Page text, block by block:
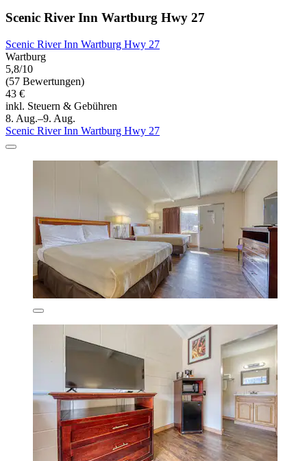
Scenic River Inn Wartburg Hwy 27
Scenic River Inn Wartburg Hwy 27
Wartburg
5,8/10
(57 Bewertungen)
43 €
inkl. Steuern & Gebühren
8. Aug.–9. Aug.
Scenic River Inn Wartburg Hwy 27